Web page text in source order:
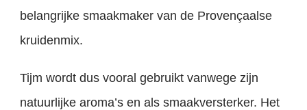
belangrijke smaakmaker van de Provençaalse
kruidenmix.
Tijm wordt dus vooral gebruikt vanwege zijn
natuurlijke aroma’s en als smaakversterker. Het